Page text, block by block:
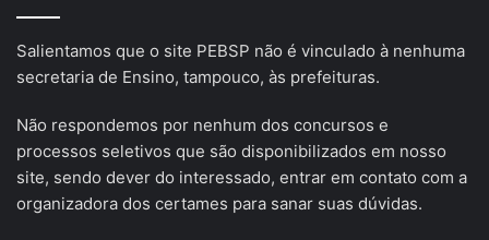
Salientamos que o site PEBSP não é vinculado à nenhuma
secretaria de Ensino, tampouco, às prefeituras.
Não respondemos por nenhum dos concursos e
processos seletivos que são disponibilizados em nosso
site, sendo dever do interessado, entrar em contato com a
organizadora dos certames para sanar suas dúvidas.